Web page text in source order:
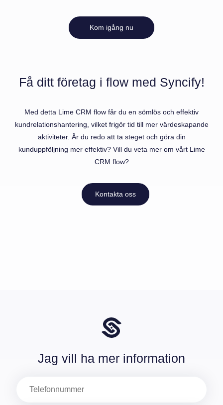
Kom igång nu
Få ditt företag i flow med Syncify!
Med detta Lime CRM flow får du en sömlös och effektiv
kundrelationshantering, vilket frigör tid till mer värdeskapande
aktiviteter. Är du redo att ta steget och göra din
kunduppföljning mer effektiv? Vill du veta mer om vårt Lime
CRM flow?
Kontakta oss
Jag vill ha mer information